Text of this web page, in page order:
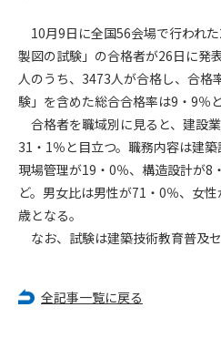
会員登録について
サポーター会員
会員規約
10月9日に全国56会場で行われ
製図の試験」の合格者が26日に発
人のうち、3473人が合格し、合格
験」を含めた総合合格率は9・9％
合格者を職域別に見ると、建設
31・1％と目立つ。職務内容は建
現場管理が19・0％、構造設計が8
ど。男女比は男性が71・0％、女
歳となる。
なお、試験は建築技術教育普及
全記事一覧に戻る
パスワードの再発行
会員サービスの利用条件等につ
2. 管理者が建設資料館WEB上で
一部を構成するものとします。
第2条（規約の変更）
本規約は、会員の了承を得ること
あります。変更内容は、建設資料
ちに全ての会員が了承したものと
第4条（会員審査および資格の取り
会員とは、本規約を承諾の上、所
第4条（会員の定義と登録）